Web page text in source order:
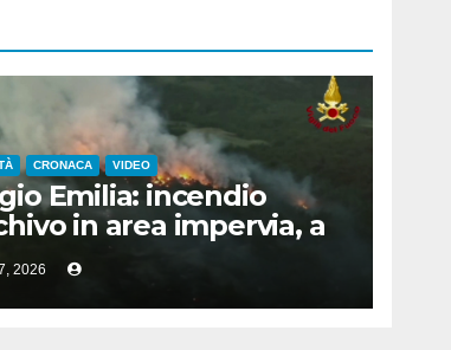
CRONACA VIDEO
Emilia: incendio
in area impervia, a
2026